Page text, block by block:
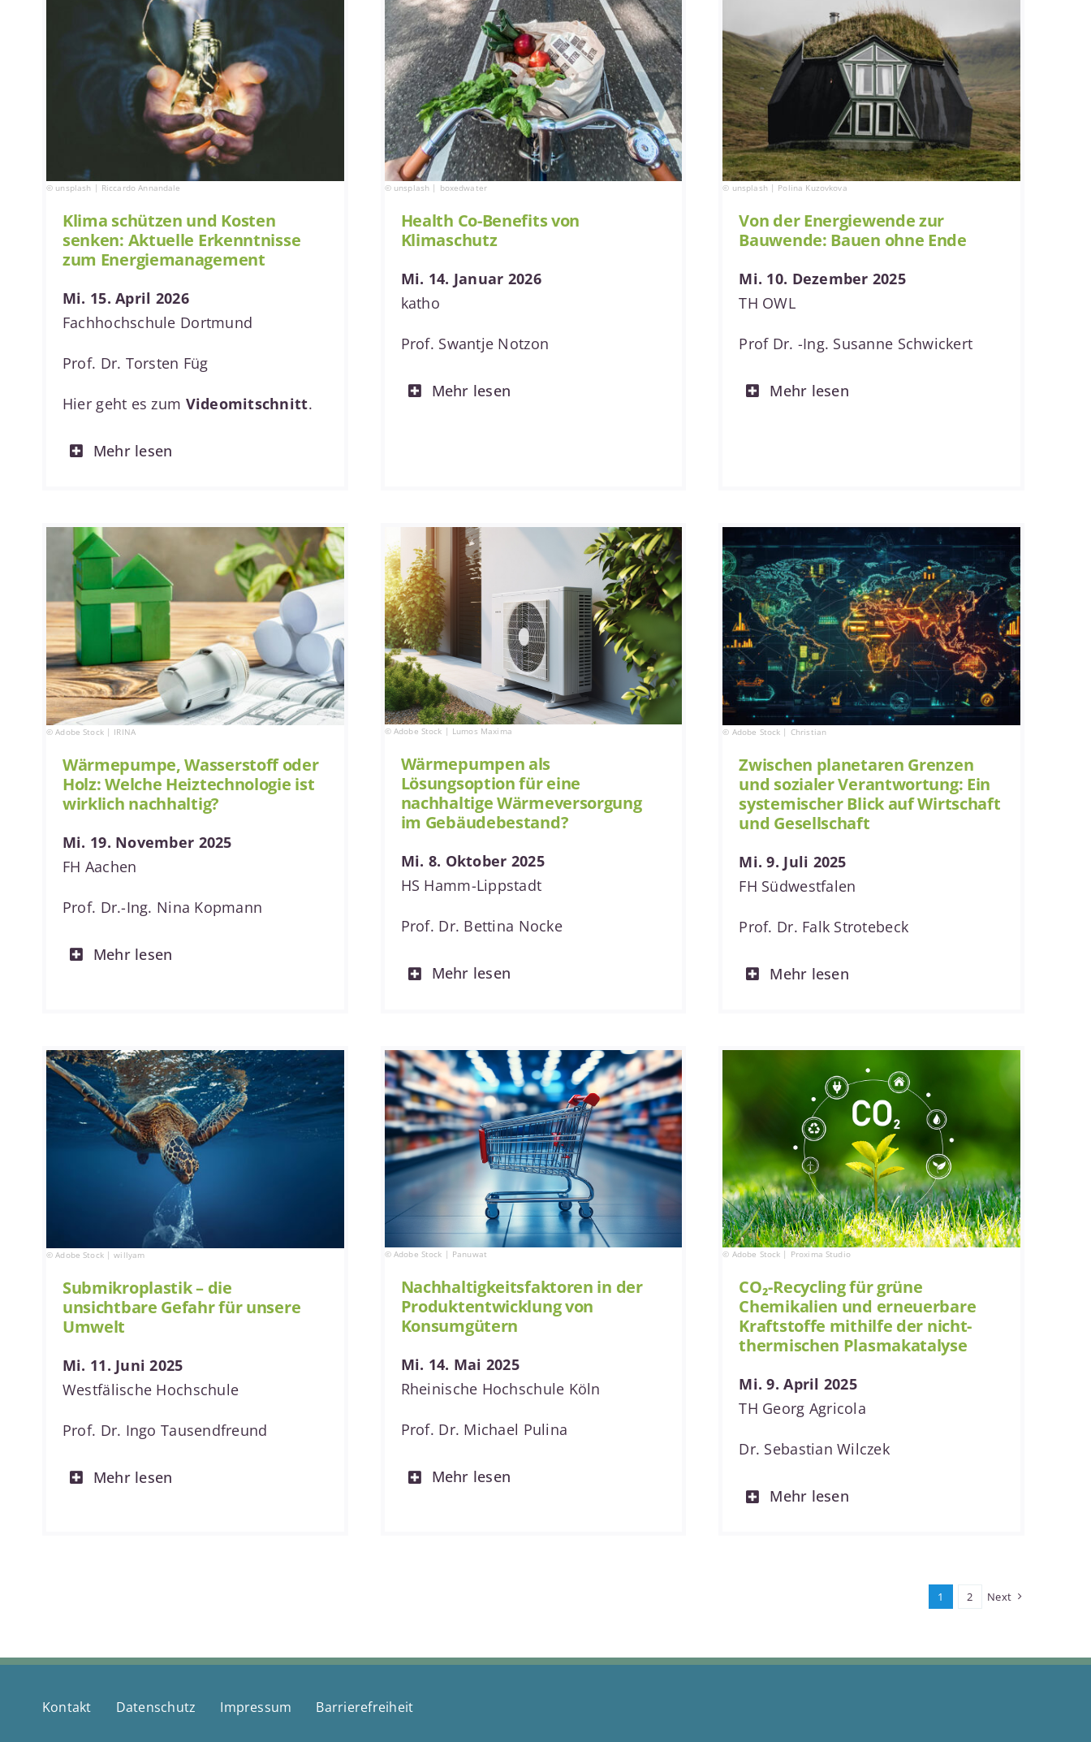
© unsplash | Riccardo Annandale
Klima schützen und Kosten
senken: Aktuelle Erkenntnisse
zum Energiemanagement
Mi. 15. April 2026
Fachhochschule Dortmund
Prof. Dr. Torsten Füg
Hier geht es zum Videomitschnitt.
Mehr lesen
© unsplash | boxedwater
Health Co-Benefits von
Klimaschutz
Mi. 14. Januar 2026
katho
Prof. Swantje Notzon
Mehr lesen
© unsplash | Polina Kuzovkova
Von der Energiewende zur
Bauwende: Bauen ohne Ende
Mi. 10. Dezember 2025
TH OWL
Prof Dr. -Ing. Susanne Schwickert
Mehr lesen
© Adobe Stock | IRINA
Wärmepumpe, Wasserstoff oder
Holz: Welche Heiztechnologie ist
wirklich nachhaltig?
Mi. 19. November 2025
FH Aachen
Prof. Dr.-Ing. Nina Kopmann
Mehr lesen
© Adobe Stock | Lumos Maxima
Wärmepumpen als
Lösungsoption für eine
nachhaltige Wärmeversorgung
im Gebäudebestand?
Mi. 8. Oktober 2025
HS Hamm-Lippstadt
Prof. Dr. Bettina Nocke
Mehr lesen
© Adobe Stock | Christian
Zwischen planetaren Grenzen
und sozialer Verantwortung: Ein
systemischer Blick auf Wirtschaft
und Gesellschaft
Mi. 9. Juli 2025
FH Südwestfalen
Prof. Dr. Falk Strotebeck
Mehr lesen
© Adobe Stock | willyam
Submikroplastik – die
unsichtbare Gefahr für unsere
Umwelt
Mi. 11. Juni 2025
Westfälische Hochschule
Prof. Dr. Ingo Tausendfreund
Mehr lesen
© Adobe Stock | Panuwat
Nachhaltigkeitsfaktoren in der
Produktentwicklung von
Konsumgütern
Mi. 14. Mai 2025
Rheinische Hochschule Köln
Prof. Dr. Michael Pulina
Mehr lesen
© Adobe Stock | Proxima Studio
CO₂-Recycling für grüne
Chemikalien und erneuerbare
Kraftstoffe mithilfe der nicht-
thermischen Plasmakatalyse
Mi. 9. April 2025
TH Georg Agricola
Dr. Sebastian Wilczek
Mehr lesen
1 2 Next
Kontakt Datenschutz Impressum Barrierefreiheit